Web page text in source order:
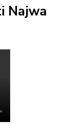
Najwa